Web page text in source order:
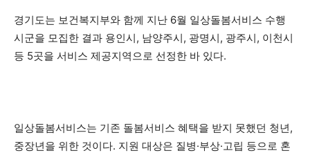
경기도는 보건복지부와 함께 지난 6월 일상돌봄서비스 수행
시군을 모집한 결과 용인시, 남양주시, 광명시, 광주시, 이천시
등 5곳을 서비스 제공지역으로 선정한 바 있다.
일상돌봄서비스는 기존 돌봄서비스 혜택을 받지 못했던 청년,
중장년을 위한 것이다. 지원 대상은 질병·부상·고립 등으로 혼